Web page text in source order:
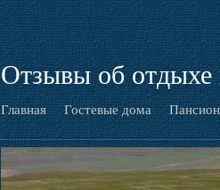
Отзывы об отдыхе
Главная Гостевые дома